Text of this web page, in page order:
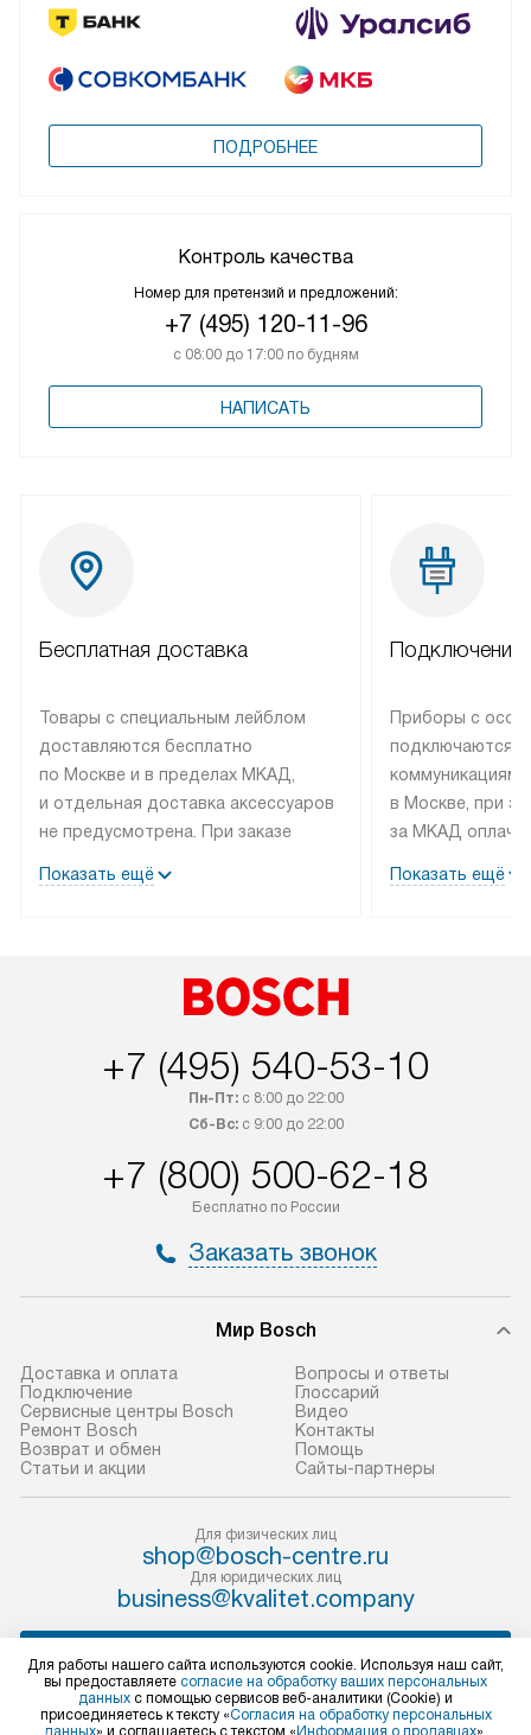
ПОДРОБНЕЕ
Контроль качества
Номер для претензий и предложений:
+7 (495) 120-11-96
с 08:00 до 17:00 по будням
НАПИСАТЬ
Бесплатная доставка
Товары с специальным лейблом
доставляются бесплатно
по Москве и в пределах МКАД,
и отдельная доставка аксессуаров
не предусмотрена. При заказе
рекомендуем обсудить
со статусом «В наличии» могут
быть отправлены покупателю
интересен товар «Под заказ»,
обсудите возможность его
приобретения с менеджером сайта.
доставляются бесплатно
по Москве в пределах МКАД,
не предусмотрена.
доставки доставит упакованный
прибор до двери или прихожей.
Если необходимо переместить
прибор до места установки,
пожалуйста, предварительно
уточните это с менеджером.
дополнительная плата. Важно
учитывать, что если размеры
прибора не позволяют ему пройти
демонтировать дверцы, ручки или
другие выступающие элементы, так
Показать ещё
Подключение
Приборы с
подключаются к
коммуникациям
в Москве, при
за МКАД
партнера
по монтажу
материалы.
установленной
монтаж техники
на место с
Показать ещё
+7 (495) 540-53-10
Пн-Пт:с 8:00 до 22:00
Сб-Вс:с 9:00 до 22:00
+7 (800) 500-62-18
Бесплатно по России
Заказать звонок
Мир Bosch
Доставка и оплата
Подключение
Сервисные центры Bosch
Ремонт Bosch
Возврат и обмен
Статьи и акции
Вопросы и ответы
Глоссарий
Видео
Контакты
Помощь
Сайты-партнеры
Для физических лиц
shop@bosch-centre.ru
Для юридических лиц
business@kvalitet.company
Политика конфиденциальности
Для работы нашего сайта используются cookie. Используя наш сайт,
вы предоставляете согласие на обработку ваших персональных
данных с помощью сервисов веб-аналитики (Cookie) и
присоединяетесь к тексту «Согласия на обработку персональных
данных» и соглашаетесь с текстом « Информация о продавцах».